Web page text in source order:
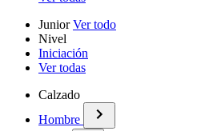
JuniorVer todo
Nivel
Iniciación
Ver todas
Calzado
Hombre